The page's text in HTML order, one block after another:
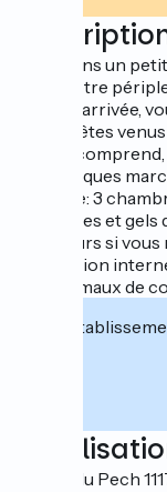
Situé dans un
Dans votre
A votre arrivée,
Si vous êtes
Le gîte
par quelques
A l’étage: 3
Serviettes et
voyageurs si
Connexion
Vos animaux de
Cet
20 rue du Pech